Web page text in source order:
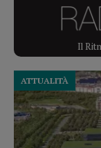
Il
ATTUALITÀ